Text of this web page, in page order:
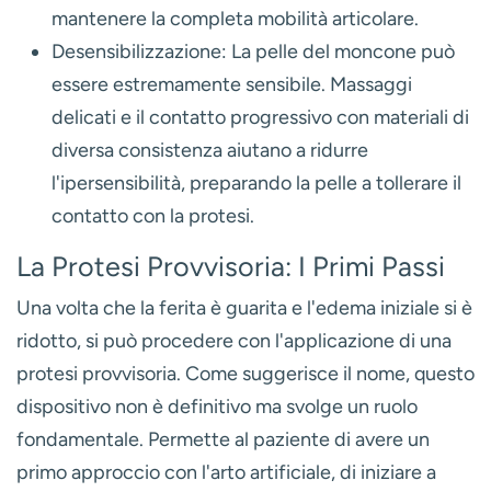
mantenere la completa mobilità articolare.
Desensibilizzazione: La pelle del moncone può
essere estremamente sensibile. Massaggi
delicati e il contatto progressivo con materiali di
diversa consistenza aiutano a ridurre
l'ipersensibilità, preparando la pelle a tollerare il
contatto con la protesi.
La Protesi Provvisoria: I Primi Passi
Una volta che la ferita è guarita e l'edema iniziale si è
ridotto, si può procedere con l'applicazione di una
protesi provvisoria. Come suggerisce il nome, questo
dispositivo non è definitivo ma svolge un ruolo
fondamentale. Permette al paziente di avere un
primo approccio con l'arto artificiale, di iniziare a